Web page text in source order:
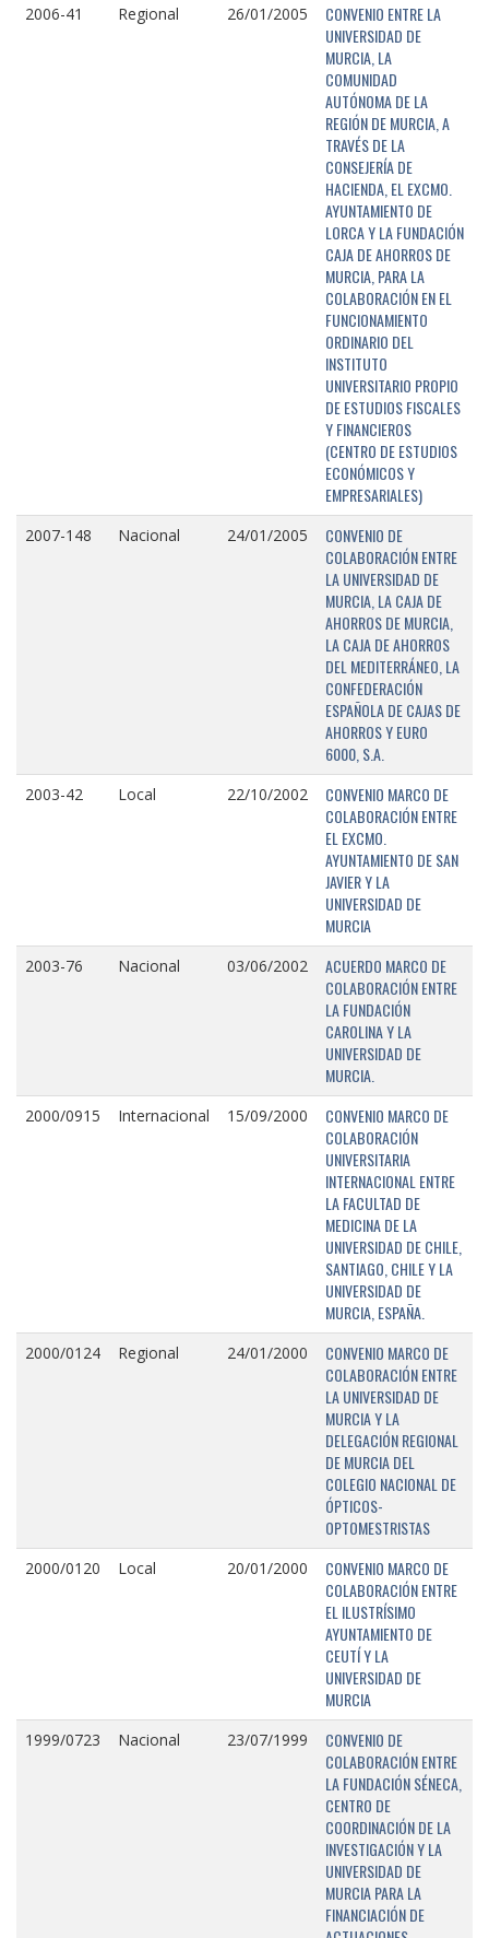
2006-41 Regional 26/01/2005
CONVENIO ENTRE LA
UNIVERSIDAD DE
MURCIA, LA
COMUNIDAD
AUTÓNOMA DE LA
REGIÓN DE MURCIA, A
TRAVÉS DE LA
CONSEJERÍA DE
HACIENDA, EL EXCMO.
AYUNTAMIENTO DE
LORCA Y LA FUNDACIÓN
CAJA DE AHORROS DE
MURCIA, PARA LA
COLABORACIÓN EN EL
FUNCIONAMIENTO
ORDINARIO DEL
INSTITUTO
UNIVERSITARIO PROPIO
DE ESTUDIOS FISCALES
Y FINANCIEROS
(CENTRO DE ESTUDIOS
ECONÓMICOS Y
EMPRESARIALES)
2007-148 Nacional 24/01/2005
CONVENIO DE
COLABORACIÓN ENTRE
LA UNIVERSIDAD DE
MURCIA, LA CAJA DE
AHORROS DE MURCIA,
LA CAJA DE AHORROS
DEL MEDITERRÁNEO, LA
CONFEDERACIÓN
ESPAÑOLA DE CAJAS DE
AHORROS Y EURO
6000, S.A.
2003-42 Local 22/10/2002
CONVENIO MARCO DE
COLABORACIÓN ENTRE
EL EXCMO.
AYUNTAMIENTO DE SAN
JAVIER Y LA
UNIVERSIDAD DE
MURCIA
2003-76 Nacional 03/06/2002
ACUERDO MARCO DE
COLABORACIÓN ENTRE
LA FUNDACIÓN
CAROLINA Y LA
UNIVERSIDAD DE
MURCIA.
2000/0915 Internacional 15/09/2000
CONVENIO MARCO DE
COLABORACIÓN
UNIVERSITARIA
INTERNACIONAL ENTRE
LA FACULTAD DE
MEDICINA DE LA
UNIVERSIDAD DE CHILE,
SANTIAGO, CHILE Y LA
UNIVERSIDAD DE
MURCIA, ESPAÑA.
2000/0124 Regional 24/01/2000
CONVENIO MARCO DE
COLABORACIÓN ENTRE
LA UNIVERSIDAD DE
MURCIA Y LA
DELEGACIÓN REGIONAL
DE MURCIA DEL
COLEGIO NACIONAL DE
ÓPTICOS-
OPTOMESTRISTAS
2000/0120 Local 20/01/2000
CONVENIO MARCO DE
COLABORACIÓN ENTRE
EL ILUSTRÍSIMO
AYUNTAMIENTO DE
CEUTÍ Y LA
UNIVERSIDAD DE
MURCIA
1999/0723 Nacional 23/07/1999
CONVENIO DE
COLABORACIÓN ENTRE
LA FUNDACIÓN SÉNECA,
CENTRO DE
COORDINACIÓN DE LA
INVESTIGACIÓN Y LA
UNIVERSIDAD DE
MURCIA PARA LA
FINANCIACIÓN DE